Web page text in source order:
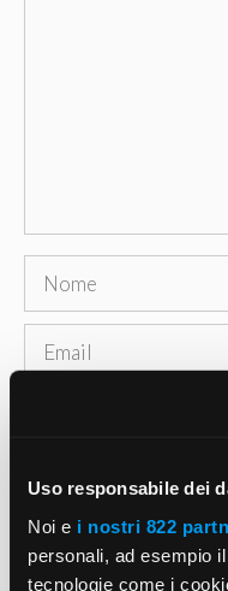
Uso responsabile dei
Noi e i nostri 822
personali, ad esempio
tecnologie come i
Nome
Email
Salva il mio nome,